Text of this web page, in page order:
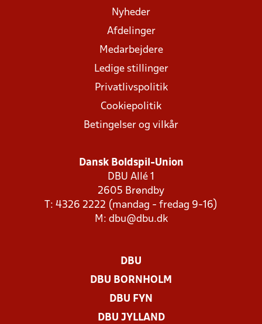
Nyheder
Afdelinger
Medarbejdere
Ledige stillinger
Privatlivspolitik
Cookiepolitik
Betingelser og vilkår
Dansk Boldspil-Union
DBU Allé 1
2605 Brøndby
T: 4326 2222 (mandag - fredag 9-16)
M: dbu@dbu.dk
DBU
DBU BORNHOLM
DBU FYN
DBU JYLLAND